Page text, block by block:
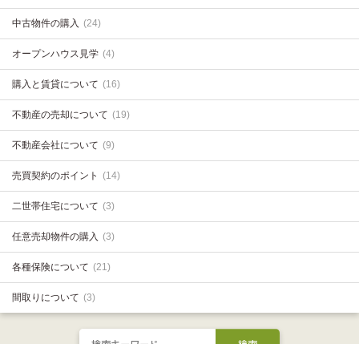
中古物件の購入 (24)
オープンハウス見学 (4)
購入と賃貸について (16)
不動産の売却について (19)
不動産会社について (9)
売買契約のポイント (14)
二世帯住宅について (3)
任意売却物件の購入 (3)
各種保険について (21)
間取りについて (3)